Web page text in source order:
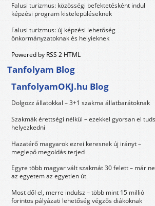
Falusi turizmus: közösségi befektetésként indul
képzési program kistelepüléseknek
Falusi turizmus: új képzési lehetőség
önkormányzatoknak és helyieknek
Powered by RSS 2 HTML
Tanfolyam Blog
TanfolyamOKJ.hu Blog
Dolgozz állatokkal – 3+1 szakma állatbarátoknak
Szakmák érettségi nélkül – ezekkel gyorsan el
helyezkedni
Hazatérő magyarok ezrei keresnek új irányt –
meglepő megoldás terjed
Egyre több magyar vált szakmát 30 felett – már
az egyetem az egyetlen út
Most dől el, merre indulsz – több mint 15 millió
forintos pályázati lehetőség végzős diákoknak